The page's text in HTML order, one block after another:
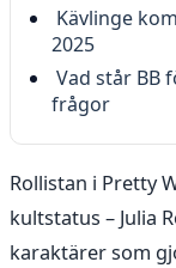
Kävlinge
2025
Vad står BB
frågor
Rollistan i Pretty
kultstatus – Julia
karaktärer som